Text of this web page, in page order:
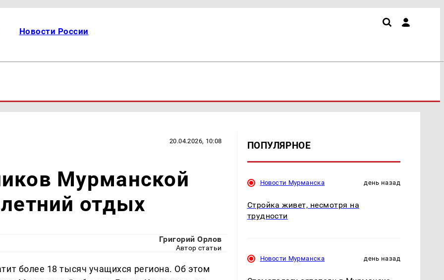
Новости России
20.04.2026, 10:08
Мурманской
отдых
Григорий Орлов
Автор статьи
более 18 тысяч учащихся региона. Об этом
ПОПУЛЯРНОЕ
Новости Мурманска день назад
Стройка живет, несмотря на
трудности
Новости Мурманска день назад